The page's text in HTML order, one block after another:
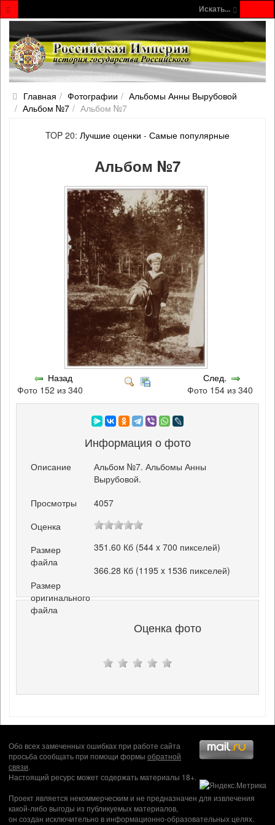
Искать...
Главная Фотографии
Альбомы Анны Вырубовой
Альбом №7
Альбом №7
TOP 20: Лучшие оценки - Самые популярные
Альбом №7
Назад
Фото 152 из 340
След.
Фото 154 из 340
Информация о фото
Описание
Альбом №7. Альбомы Анны
Вырубовой.
Просмотры
4057
Оценка
Размер
файла
351.60 Кб (544 x 700 пикселей)
Размер
оригинального
файла
366.28 Кб (1195 x 1536 пикселей)
Оценка фото
Обо всех замеченных ошибках при работе сайта
просьба сообщать при помощи формы обратной
связи.
Настоящий ресурс может содержать материалы 18+.
Проект является некоммерческим и не предназначен для извлечения
какой-либо выгоды из публикуемых материалов,
он создан исключительно в информационно-образовательных целях.